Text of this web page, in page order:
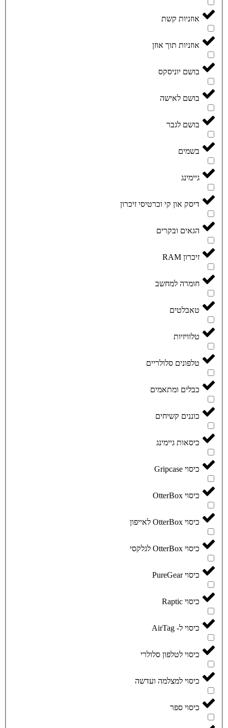
אוזניות קשת
אוזניות תוך אוזן
בושם יוניסקס
בושם לאישה
בושם לגבר
בשמים
גיימינג
דיסק און קי וכרטיסי זיכרון
הגאים ובקרים
זיכרון RAM
חומרה למחשב
טאבלטים
טלוויזיות
טלפונים סלולריים
כבלים ומתאמים
כוננים קשיחים
כיסאות גיימינג
כיסוי Gripcase
כיסוי OtterBox
כיסוי OtterBox לאייפון
כיסוי OtterBox לגלקסי
כיסוי PureGear
כיסוי Raptic
כיסוי ל- AirTag
כיסוי לטלפון סלולרי
כיסוי למצלמה ועדשה
כיסוי ספר